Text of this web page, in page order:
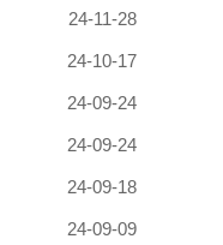
24-11-28
24-10-17
24-09-24
24-09-24
24-09-18
24-09-09